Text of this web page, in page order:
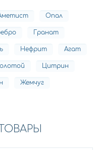
Опал
Гранат
Нефрит Агат
Цитрин
Жемчуг